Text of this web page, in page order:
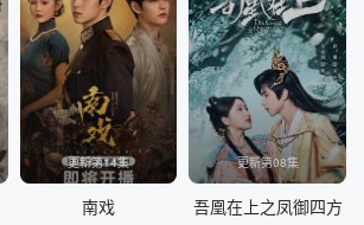
更新第14集
南戏
更新第08集
吾凰在上之凤御四方